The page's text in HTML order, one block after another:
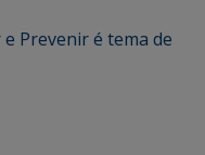
Prevenir é tema de